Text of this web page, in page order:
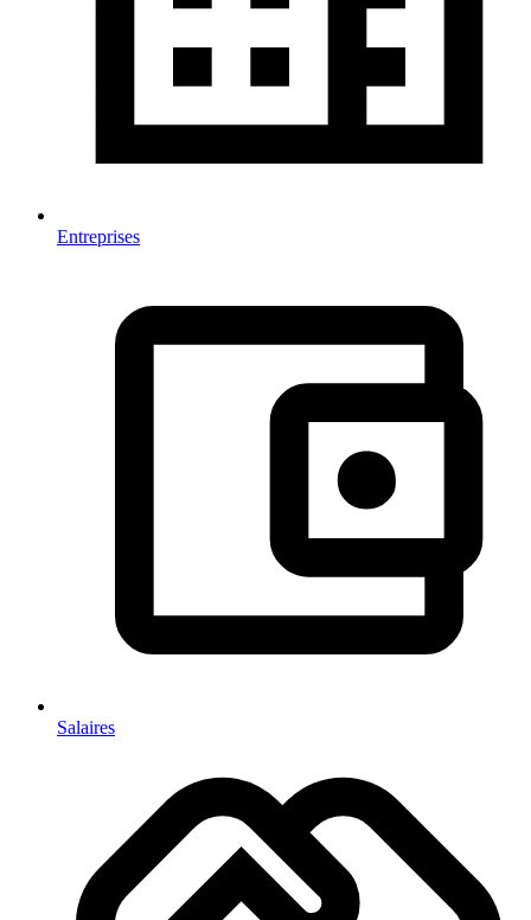
Entreprises
Salaires